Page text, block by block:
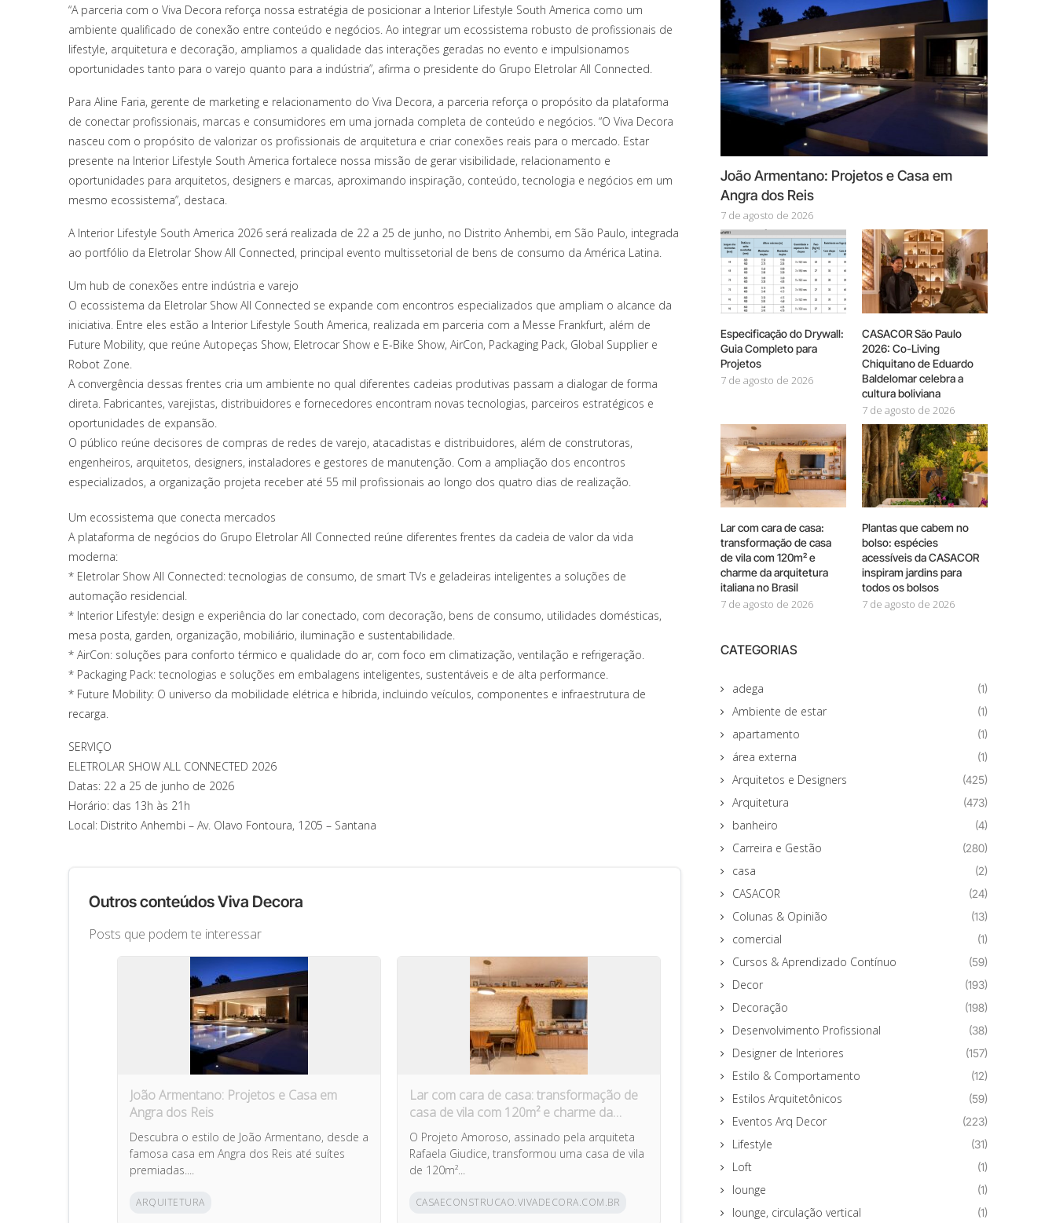
“A parceria com o Viva Decora reforça nossa estratégia de posicionar a Interior Lifestyle South America como um
ambiente qualificado de conexão entre conteúdo e negócios. Ao integrar um ecossistema robusto de profissionais de
lifestyle, arquitetura e decoração, ampliamos a qualidade das interações geradas no evento e impulsionamos
oportunidades tanto para o varejo quanto para a indústria”, afirma o presidente do Grupo Eletrolar All Connected.
Para Aline Faria, gerente de marketing e relacionamento do Viva Decora, a parceria reforça o propósito da plataforma
de conectar profissionais, marcas e consumidores em uma jornada completa de conteúdo e negócios. “O Viva Decora
nasceu com o propósito de valorizar os profissionais de arquitetura e criar conexões reais para o mercado. Estar
presente na Interior Lifestyle South America fortalece nossa missão de gerar visibilidade, relacionamento e
oportunidades para arquitetos, designers e marcas, aproximando inspiração, conteúdo, tecnologia e negócios em um
mesmo ecossistema”, destaca.
A Interior Lifestyle South America 2026 será realizada de 22 a 25 de junho, no Distrito Anhembi, em São Paulo, integrada
ao portfólio da Eletrolar Show All Connected, principal evento multissetorial de bens de consumo da América Latina.
Um hub de conexões entre indústria e varejo
O ecossistema da Eletrolar Show All Connected se expande com encontros especializados que ampliam o alcance da
iniciativa. Entre eles estão a Interior Lifestyle South America, realizada em parceria com a Messe Frankfurt, além de
Future Mobility, que reúne Autopeças Show, Eletrocar Show e E-Bike Show, AirCon, Packaging Pack, Global Supplier e
Robot Zone.
A convergência dessas frentes cria um ambiente no qual diferentes cadeias produtivas passam a dialogar de forma
direta. Fabricantes, varejistas, distribuidores e fornecedores encontram novas tecnologias, parceiros estratégicos e
oportunidades de expansão.
O público reúne decisores de compras de redes de varejo, atacadistas e distribuidores, além de construtoras,
engenheiros, arquitetos, designers, instaladores e gestores de manutenção. Com a ampliação dos encontros
especializados, a organização projeta receber até 55 mil profissionais ao longo dos quatro dias de realização.
Um ecossistema que conecta mercados
A plataforma de negócios do Grupo Eletrolar All Connected reúne diferentes frentes da cadeia de valor da vida
moderna:
* Eletrolar Show All Connected: tecnologias de consumo, de smart TVs e geladeiras inteligentes a soluções de
automação residencial.
* Interior Lifestyle: design e experiência do lar conectado, com decoração, bens de consumo, utilidades domésticas,
mesa posta, garden, organização, mobiliário, iluminação e sustentabilidade.
* AirCon: soluções para conforto térmico e qualidade do ar, com foco em climatização, ventilação e refrigeração.
* Packaging Pack: tecnologias e soluções em embalagens inteligentes, sustentáveis e de alta performance.
* Future Mobility: O universo da mobilidade elétrica e híbrida, incluindo veículos, componentes e infraestrutura de
recarga.
SERVIÇO
ELETROLAR SHOW ALL CONNECTED 2026
Datas: 22 a 25 de junho de 2026
Horário: das 13h às 21h
Local: Distrito Anhembi – Av. Olavo Fontoura, 1205 – Santana
Outros conteúdos Viva Decora
Posts que podem te interessar
João Armentano: Projetos e Casa em
Angra dos Reis
Descubra o estilo de João Armentano, desde a
famosa casa em Angra dos Reis até suítes
premiadas....
ARQUITETURA
Lar com cara de casa: transformação de
casa de vila com 120m² e charme da
arquitetura italiana no Brasil
O Projeto Amoroso, assinado pela arquiteta
Rafaela Giudice, transformou uma casa de vila
de 120m²...
CASAECONSTRUCAO.VIVADECORA.COM.BR
João Armentano: Projetos e Casa em
Angra dos Reis
7 de agosto de 2026
Especificação do Drywall:
Guia Completo para
Projetos
7 de agosto de 2026
CASACOR São Paulo
2026: Co-Living
Chiquitano de Eduardo
Baldelomar celebra a
cultura boliviana
7 de agosto de 2026
Lar com cara de casa:
transformação de casa
de vila com 120m² e
charme da arquitetura
italiana no Brasil
7 de agosto de 2026
Plantas que cabem no
bolso: espécies
acessíveis da CASACOR
inspiram jardins para
todos os bolsos
7 de agosto de 2026
CATEGORIAS
adega (1)
Ambiente de estar (1)
apartamento (1)
área externa (1)
Arquitetos e Designers (425)
Arquitetura (473)
banheiro (4)
Carreira e Gestão (280)
casa (2)
CASACOR (24)
Colunas & Opinião (13)
comercial (1)
Cursos & Aprendizado Contínuo (59)
Decor (193)
Decoração (198)
Desenvolvimento Profissional (38)
Designer de Interiores (157)
Estilo & Comportamento (12)
Estilos Arquitetônicos (59)
Eventos Arq Decor (223)
Lifestyle (31)
Loft (1)
lounge (1)
lounge, circulação vertical (1)